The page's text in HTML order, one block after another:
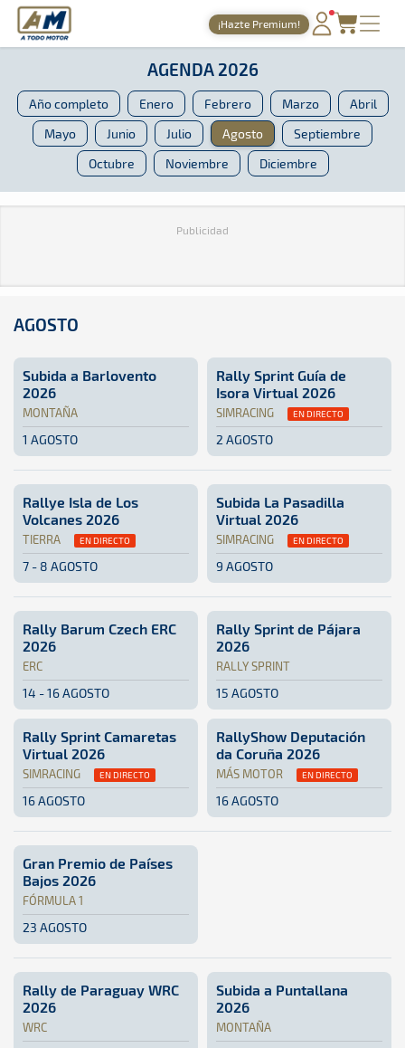
A Todo Motor · Revista del motor desde 1999
¡Hazte Premium!
TIEMPOS ONLINE
NOTICIAS
AGENDA
GALERÍAS
AGENDA 2026
Año completo Enero Febrero Marzo
Abril
Mayo
Junio Julio Agosto
Septiembre
Octubre
Noviembre Diciembre
Publicidad
AGOSTO
Subida a Barlovento
2026
MONTAÑA
1 AGOSTO
Montaña · Subida a Barlovento 2026: Aquí podrás
Isla de La Palma Isla de La Palma
Rally Sprint Guía de
Isora Virtual 2026
SIMRACING EN DIRECTO
2 AGOSTO
SimRacing · Rally Sprint
Online Online
Rallye Isla de Los
Volcanes 2026
TIERRA EN DIRECTO
7 - 8 AGOSTO
Tierra · Rallye Isla de Los Volcanes 2026 · S-CER /
Lanzarote Lanzarote
Subida La Pasadilla
Virtual 2026
SIMRACING EN DIRECTO
9 AGOSTO
SimRacing · Subida La
Online Online
Rally Barum Czech ERC
2026
ERC
14 - 16 AGOSTO
ERC · Rally Barum Czech ERC 2026: Aquí podrás
República Checa República Checa
Rally Sprint de Pájara
2026
RALLY SPRINT
15 AGOSTO
Rally Sprint · Rally Sprint
Fuerteventura
Rally Sprint Camaretas
Virtual 2026
SIMRACING EN DIRECTO
16 AGOSTO
SimRacing · Rally Sprint Camaretas Virtual 2026: Aquí
Online Online
RallyShow Deputación
da Coruña 2026
MÁS MOTOR EN DIRECTO
16 AGOSTO
Más Motor · RallyShow
Galicia Galicia
Gran Premio de Países
Bajos 2026
FÓRMULA 1
23 AGOSTO
Fórmula 1 · Gran Premio de Países Bajos 2026: Aquí
Países Bajos Países Bajos
Rally de Paraguay WRC
2026
WRC
Subida a Puntallana
2026
MONTAÑA